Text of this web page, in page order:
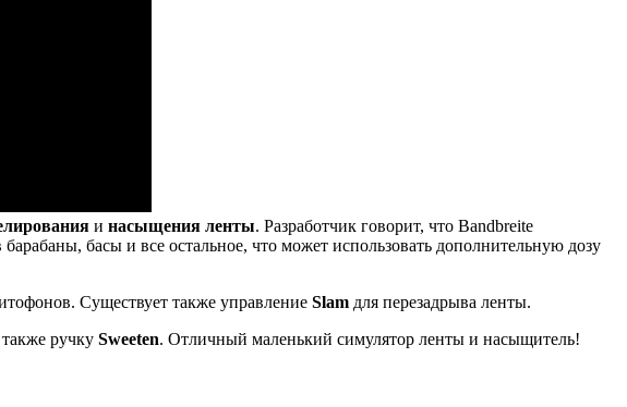
и насыщения ленты. Разработчик говорит, что Bandbreite
басы и все остальное, что может использовать дополнительную дозу
Существует также управление Slam для перезадрыва ленты.
ручку Sweeten. Отличный маленький симулятор ленты и насыщитель!